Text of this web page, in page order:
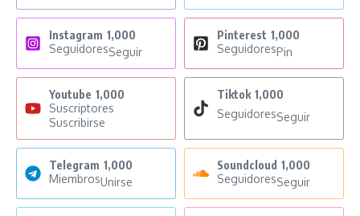
Instagram 1,000
SeguidoresSeguir
Pinterest 1,000
SeguidoresPin
Youtube 1,000
Suscriptores
Suscribirse
Tiktok 1,000
SeguidoresSeguir
Telegram 1,000
MiembrosUnirse
Soundcloud 1,000
SeguidoresSeguir